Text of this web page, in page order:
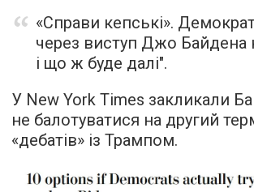
«Справи кепські».
через виступ Джо Байдена
і що ж буде далі".
У New York Times закликали
не балотуватися на другий
«дебатів» із Трампом.